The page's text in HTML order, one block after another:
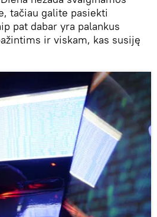
tačiau galite pasiekti
pat dabar yra palankus
ir viskam, kas susiję